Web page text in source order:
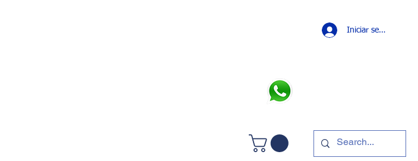
Iniciar sesión